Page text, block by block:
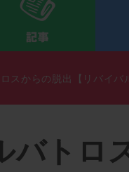
スからの脱出【リバイバ
バトロ